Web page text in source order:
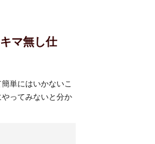
マ無し仕
単にはいかないこ
ってみないと分か